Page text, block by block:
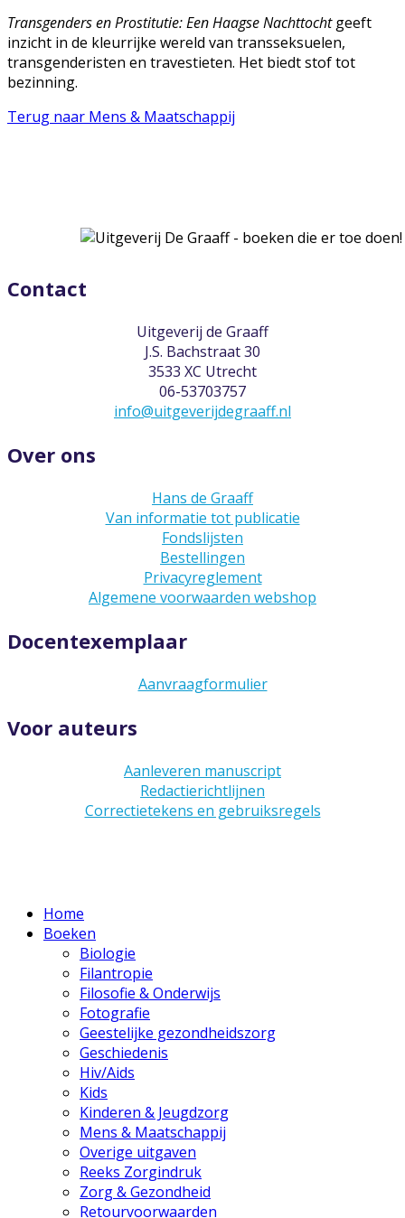
Transgenders en Prostitutie: Een Haagse Nachttochtgeeft
inzicht in de kleurrijke wereld van transseksuelen,
transgenderisten en travestieten. Het biedt stof tot
bezinning.
Terug naar Mens & Maatschappij
Contact
Uitgeverij de Graaff
J.S. Bachstraat 30
3533 XC Utrecht
06-53703757
info@uitgeverijdegraaff.nl
Over ons
Hans de Graaff
Van informatie tot publicatie
Fondslijsten
Bestellingen
Privacyreglement
Algemene voorwaarden webshop
Docentexemplaar
Aanvraagformulier
Voor auteurs
Aanleveren manuscript
Redactierichtlijnen
Correctietekens en gebruiksregels
Home
Boeken
Biologie
Filantropie
Filosofie & Onderwijs
Fotografie
Geestelijke gezondheidszorg
Geschiedenis
Hiv/Aids
Kids
Kinderen & Jeugdzorg
Mens & Maatschappij
Overige uitgaven
Reeks Zorgindruk
Zorg & Gezondheid
Retourvoorwaarden